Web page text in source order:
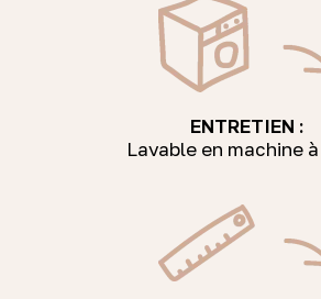
ENTRETIEN :
Lavable en machine à